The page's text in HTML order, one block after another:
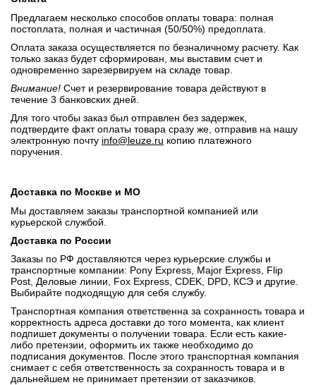
Предлагаем несколько способов оплаты товара: полная
постоплата, полная и частичная (50/50%) предоплата.
Оплата заказа осуществляется по безналичному расчету. Как
только заказ будет сформирован, мы выставим счет и
одновременно зарезервируем на складе товар.
Внимание! Счет и резервирование товара действуют в
течение 3 банковских дней.
Для того чтобы заказ был отправлен без задержек,
подтвердите факт оплаты товара сразу же, отправив на нашу
электронную почту info@leuze.ru копию платежного
поручения.
Доставка по Москве и МО
Мы доставляем заказы транспортной компанией или
курьерской службой.
Доставка по России
Заказы по РФ доставляются через курьерские службы и
транспортные компании: Pony Express, Major Express, Flip
Post, Деловые линии, Fox Express, CDEK, DPD, КСЭ и другие.
Выбирайте подходящую для себя службу.
Транспортная компания ответственна за сохранность товара и
корректность адреса доставки до того момента, как клиент
подпишет документы о получении товара. Если есть какие-
либо претензии, оформить их также необходимо до
подписания документов. После этого транспортная компания
снимает с себя ответственность за сохранность товара и в
дальнейшем не принимает претензии от заказчиков.